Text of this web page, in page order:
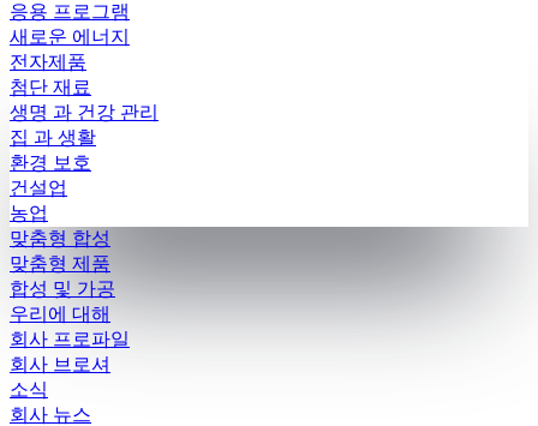
응용 프로그램
새로운 에너지
전자제품
첨단 재료
생명 과 건강 관리
집 과 생활
환경 보호
건설업
농업
맞춤형 합성
맞춤형 제품
합성 및 가공
우리에 대해
회사 프로파일
회사 브로셔
소식
회사 뉴스